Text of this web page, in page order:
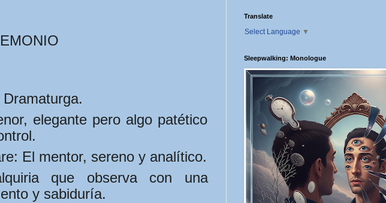
Dramaturga.
elegante pero algo patético
El mentor, sereno y analítico.
que observa con una
y sabiduría.
Translate
Select Language ▼
Sleepwalking: Monologue